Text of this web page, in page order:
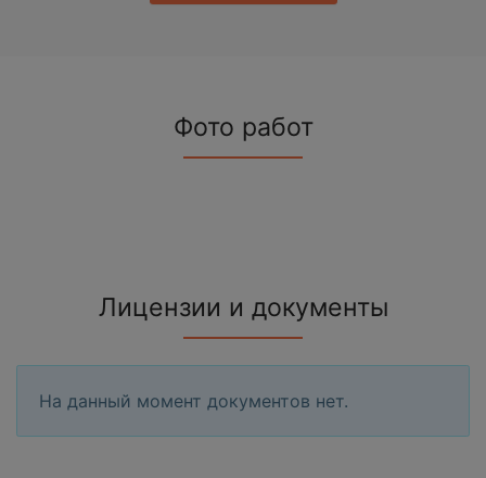
Фото работ
Лицензии и документы
На данный момент документов нет.